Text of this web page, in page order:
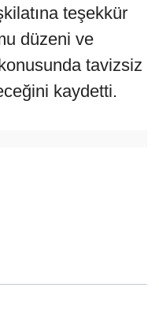
teşekkür
düzeni ve
tavizsiz
kaydetti.